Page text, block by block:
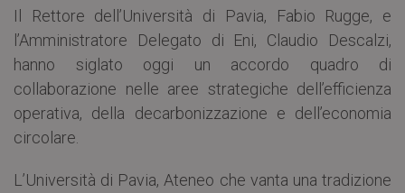
Il Rettore dell’Università di Pavia, Fabio Rugge, e
l’Amministratore Delegato di Eni, Claudio Descalzi,
hanno siglato oggi un accordo quadro di
collaborazione nelle aree strategiche dell’efficienza
operativa, della decarbonizzazione e dell’economia
circolare.
L’Università di Pavia, Ateneo che vanta una tradizione